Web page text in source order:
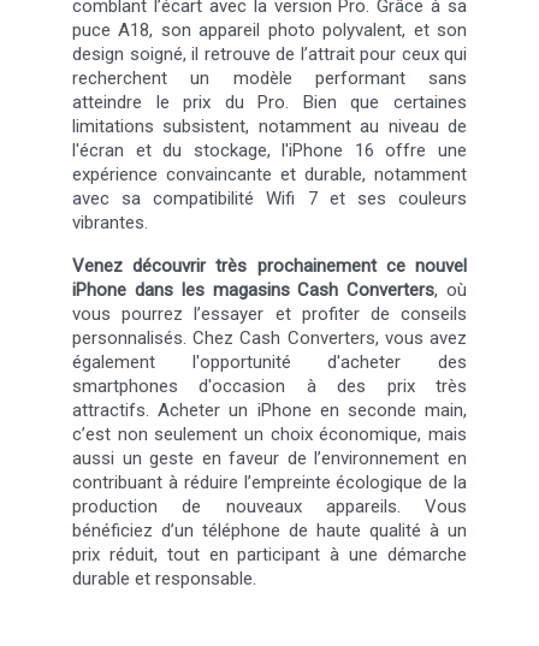
comblant l’écart avec la version Pro. Grâce à sa
puce A18, son appareil photo polyvalent, et son
design soigné, il retrouve de l’attrait pour ceux qui
recherchent un modèle performant sans
atteindre le prix du Pro. Bien que certaines
limitations subsistent, notamment au niveau de
l'écran et du stockage, l'iPhone 16 offre une
expérience convaincante et durable, notamment
avec sa compatibilité Wifi 7 et ses couleurs
vibrantes.
Venez découvrir très prochainement ce nouvel
iPhone dans les magasins Cash Converters, où
vous pourrez l’essayer et profiter de conseils
personnalisés. Chez Cash Converters, vous avez
également l'opportunité d'acheter des
smartphones d'occasion à des prix très
attractifs. Acheter un iPhone en seconde main,
c’est non seulement un choix économique, mais
aussi un geste en faveur de l’environnement en
contribuant à réduire l’empreinte écologique de la
production de nouveaux appareils. Vous
bénéficiez d’un téléphone de haute qualité à un
prix réduit, tout en participant à une démarche
durable et responsable.